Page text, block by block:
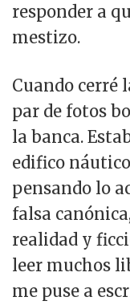
responder a
mestizo.
Cuando cerré
par de fotos
la banca.
edifico
pensando lo
falsa
realidad y
leer muchos
me puse a